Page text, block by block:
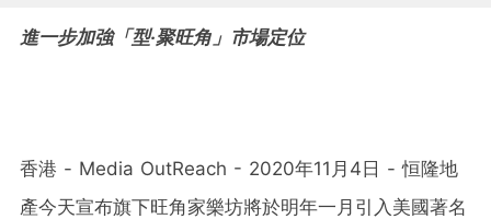
進一步加強「型‧聚旺角」市場定位
香港 - Media OutReach - 2020年11月4日 - 恒隆地
產今天宣布旗下旺角家樂坊將於明年一月引入美國著名